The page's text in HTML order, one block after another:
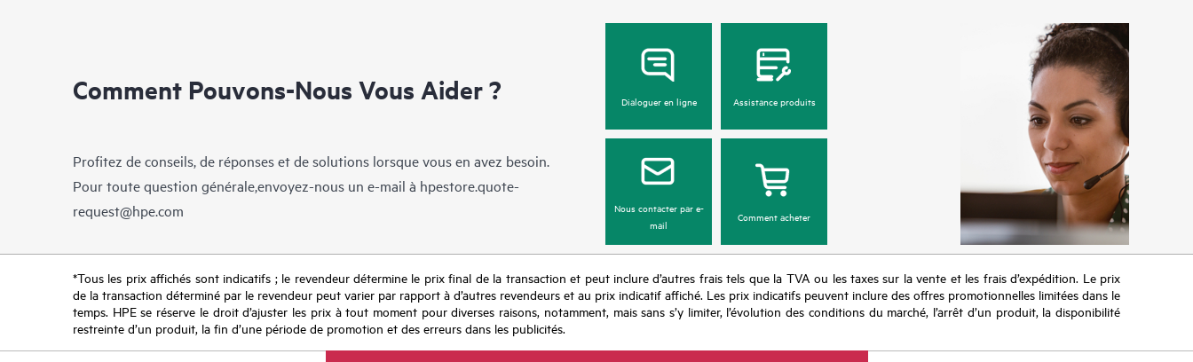
Comment Pouvons-Nous Vous Aider ?
Profitez de conseils, de réponses et de solutions lorsque vous en avez besoin.
Pour toute question générale,envoyez-nous un e-mail à hpestore.quote-
request@hpe.com
Dialoguer en ligne Assistance produits
Nous contacter par e-
mail
Comment acheter
*Tous les prix affichés sont indicatifs ; le revendeur détermine le prix final de la transaction et peut inclure d’autres frais tels que la TVA ou les taxes sur la vente et les frais d’expédition. Le prix
de la transaction déterminé par le revendeur peut varier par rapport à d’autres revendeurs et au prix indicatif affiché. Les prix indicatifs peuvent inclure des offres promotionnelles limitées dans le
temps. HPE se réserve le droit d’ajuster les prix à tout moment pour diverses raisons, notamment, mais sans s’y limiter, l’évolution des conditions du marché, l’arrêt d’un produit, la disponibilité
restreinte d’un produit, la fin d’une période de promotion et des erreurs dans les publicités.